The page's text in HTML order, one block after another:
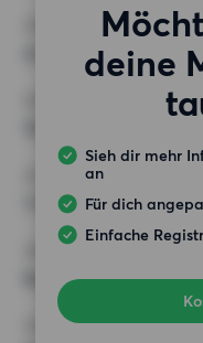
deine
Sieh dir mehr
an
Für dich
Einfache
4 Zimmer
MINDESTANZAHL AN
HÖCHSTMIETE (KALTMIETE)
1 700 EUR
Keine besonderen
SONSTIGE PRÄFERENZEN